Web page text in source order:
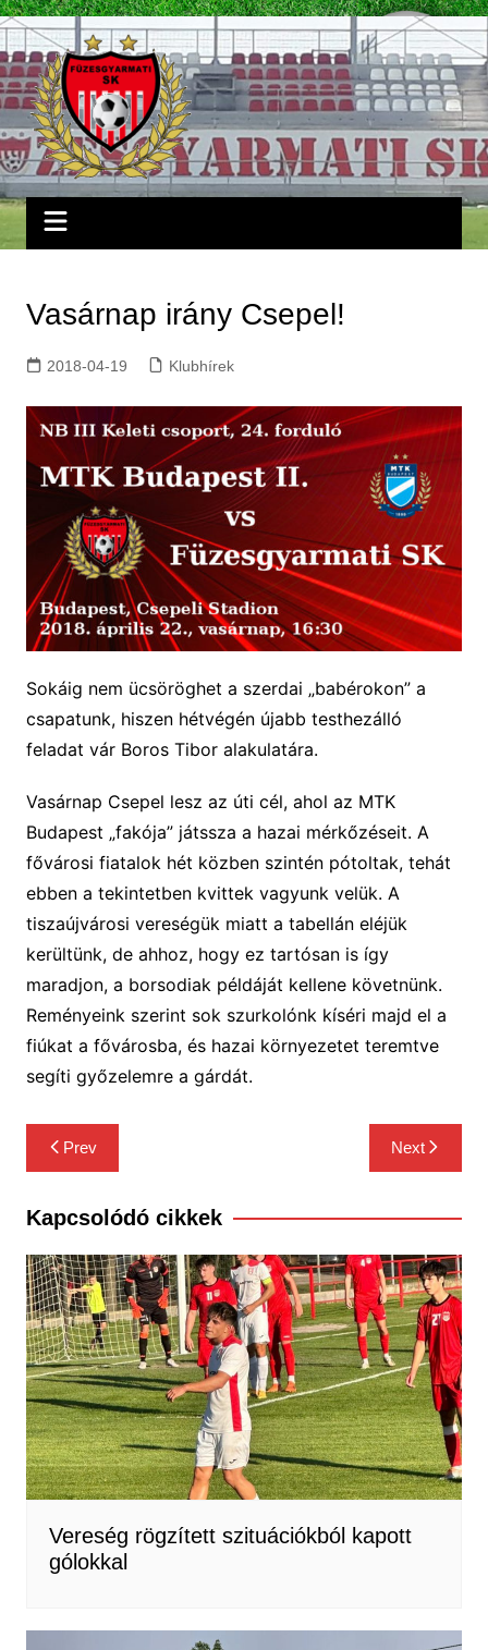
Skip
to
content
Vasárnap irány Csepel!
2018-04-19 Klubhírek
Sokáig nem ücsöröghet a szerdai „babérokon” a
csapatunk, hiszen hétvégén újabb testhezálló
feladat vár Boros Tibor alakulatára.
Vasárnap Csepel lesz az úti cél, ahol az MTK
Budapest „fakója” játssza a hazai mérkőzéseit. A
fővárosi fiatalok hét közben szintén pótoltak, tehát
ebben a tekintetben kvittek vagyunk velük. A
tiszaújvárosi vereségük miatt a tabellán eléjük
kerültünk, de ahhoz, hogy ez tartósan is így
maradjon, a borsodiak példáját kellene követnünk.
Reményeink szerint sok szurkolónk kíséri majd el a
fiúkat a fővárosba, és hazai környezetet teremtve
segíti győzelemre a gárdát.
Bejegyzés
navigáció
Prev Next
Kapcsolódó cikkek
Vereség rögzített szituációkból kapott
gólokkal